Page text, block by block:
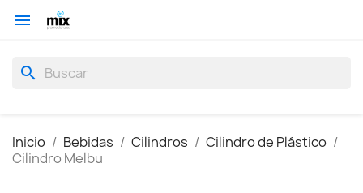

search
Inicio Bebidas Cilindros
Cilindro de Plástico
Cilindro Melbu